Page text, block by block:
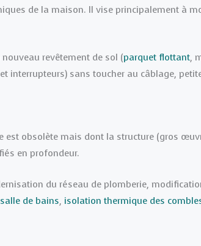
de la maison. Il vise principalement à
revêtement de sol (parquet flottant,
interrupteurs) sans toucher au câblage,
est obsolète mais dont la structure (gros
en profondeur.
du réseau de plomberie,
salle de bains, isolation thermique des